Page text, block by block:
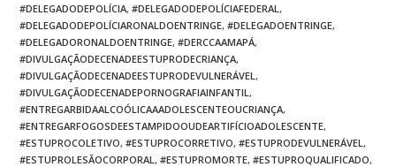
#DELEGADODEPOLÍCIA, #DELEGADODEPOLÍCIAFEDERAL ,
#DELEGADODEPOLÍCIARONALDOENTRINGE, #DELEGADOENTRINGE,
#DELEGADORONALDOENTRINGE, #DERCCAAMAPÁ,
#DIVULGAÇÃODECENADEESTUPRODECRIANÇA,
#DIVULGAÇÃODECENADEESTUPRODEVULNERÁVEL ,
#DIVULGAÇÃODECENADEPORNOGRAFIAINFANTIL ,
#ENTREGARBIDAALCOÓLICAAADOLESCENTEOUCRIANÇA,
#ENTREGARFOGOSDEESTAMPIDOOUDEARTIFÍCIOADOLESCENTE,
#ESTUPROCOLETIVO, #ESTUPROCORRETIVO, #ESTUPRODEVULNERÁVEL ,
#ESTUPROLESÃOCORPORAL , #ESTUPROMORTE, #ESTUPROQUALIFICADO,